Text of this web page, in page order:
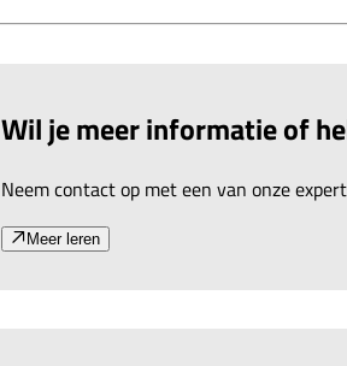
Wil je meer informatie of
Neem contact op met een van onze
Meer leren